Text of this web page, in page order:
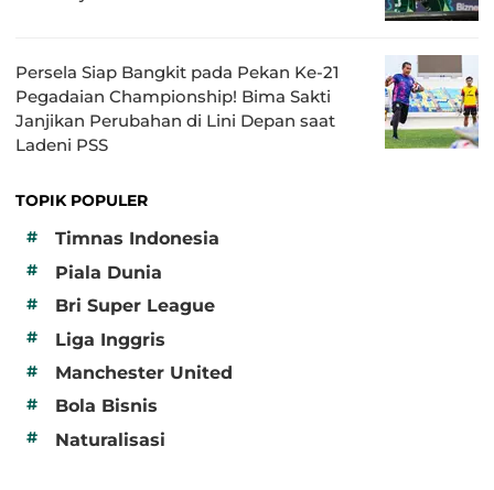
Persela Siap Bangkit pada Pekan Ke-21
Pegadaian Championship! Bima Sakti
Janjikan Perubahan di Lini Depan saat
Ladeni PSS
TOPIK POPULER
#
Timnas Indonesia
# Piala Dunia
# Bri Super League
# Liga Inggris
# Manchester United
# Bola Bisnis
# Naturalisasi